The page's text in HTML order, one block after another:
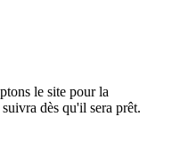
le site pour la
dès qu'il sera prêt.